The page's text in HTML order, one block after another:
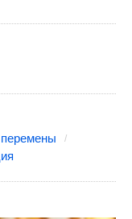
перемены